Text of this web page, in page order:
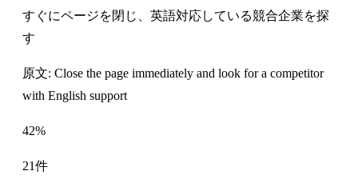
すぐにページを閉じ、英語対応している競合企業を探
す
原文: Close the page immediately and look for a competitor
with English support
42%
21件